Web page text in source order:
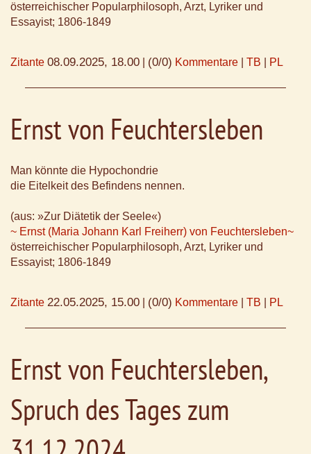
österreichischer Popularphilosoph, Arzt, Lyriker und
Essayist; 1806-1849
Zitante 08.09.2025, 18.00 (0/0) Kommentare TB PL
Ernst von Feuchtersleben
Man könnte die Hypochondrie
die Eitelkeit des Befindens nennen.
(aus: »Zur Diätetik der Seele«)
~ Ernst (Maria Johann Karl Freiherr) von Feuchtersleben~
österreichischer Popularphilosoph, Arzt, Lyriker und
Essayist; 1806-1849
Zitante 22.05.2025, 15.00 (0/0) Kommentare TB PL
Ernst von Feuchtersleben,
Spruch des Tages zum